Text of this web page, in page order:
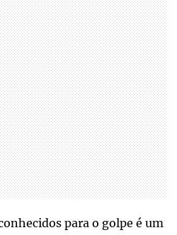
para o golpe é um